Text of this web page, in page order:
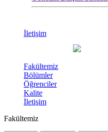
İletişim
Fakültemiz
Bölümler
Öğrenciler
Kalite
İletişim
Fakültemiz